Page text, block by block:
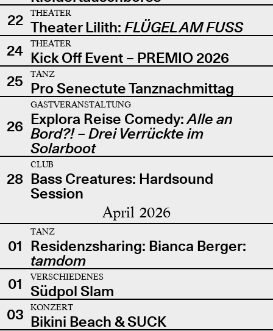
22
THEATER
Theater Lilith: FLÜGEL AM FUSS
24
THEATER
Kick Off Event – PREMIO 2026
25
TANZ
Pro Senectute Tanznachmittag
26
GASTVERANSTALTUNG
Explora Reise Comedy:Alle an
Bord?! – Drei Verrückte im
Solarboot
28
CLUB
Bass Creatures: Hardsound
Session
April 2026
01
TANZ
Residenzsharing: Bianca Berger:
tamdom
01
VERSCHIEDENES
Südpol Slam
03
KONZERT
Bikini Beach & SUCK